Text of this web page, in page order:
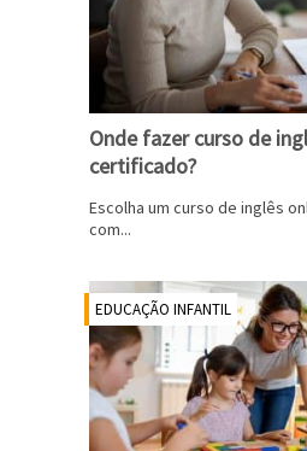
Onde fazer curso de
certificado?
Escolha um curso de inglês
com...
EDUCAÇÃO INFANTIL